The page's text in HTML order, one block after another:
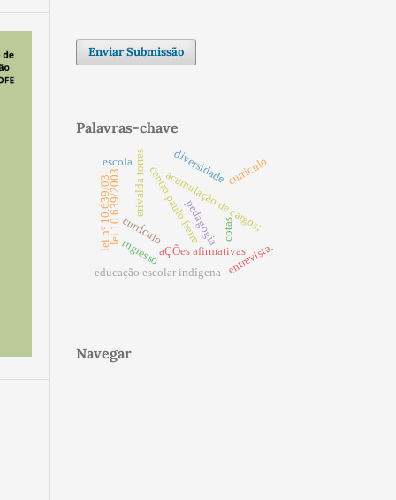
Enviar Submissão
Palavras-chave
acumulação de cargos;
centro paulo freire
currÍculo
aÇÕes afirmativas
lei 10.639/2003
entrevista.
erivalda torres
cotas
ingresso
diversidade
pedagogia
educação escolar indígena
currículo
lei nº 10.639/03
escola
Navegar